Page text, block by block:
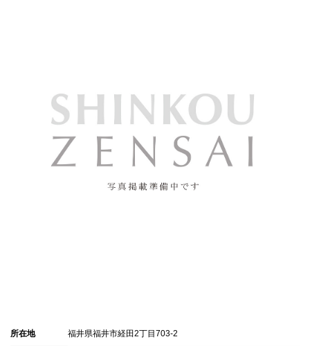
所在地 福井県福井市経田2丁目703-2